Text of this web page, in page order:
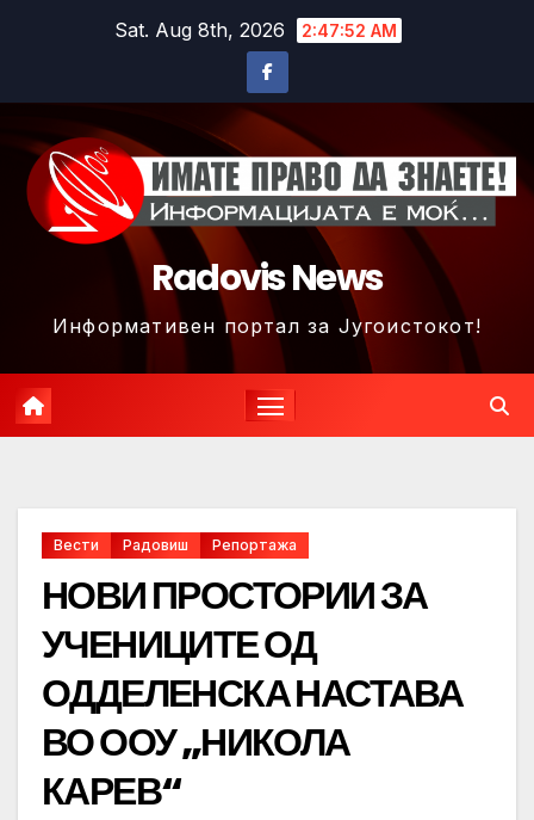
Sat. Aug 8th, 2026 2:47:55 AM
Radovis News
Информативен портал за Југоистокот!
Вести Радовиш Репортажа
НОВИ ПРОСТОРИИ ЗА
УЧЕНИЦИТЕ ОД
ОДДЕЛЕНСКА НАСТАВА
ВО ООУ „НИКОЛА
КАРЕВ“